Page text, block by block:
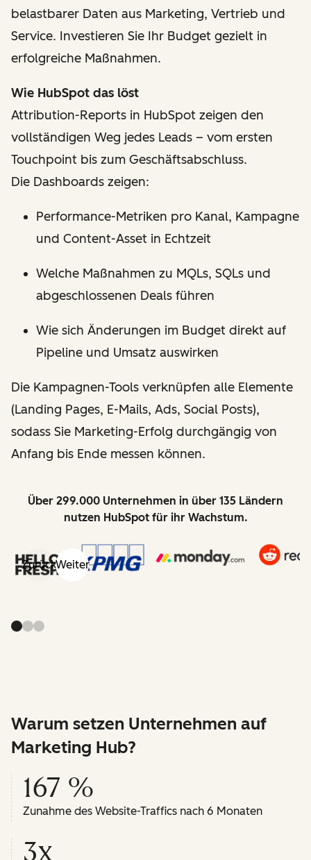
belastbarer Daten aus Marketing, Vertrieb und
Service. Investieren Sie Ihr Budget gezielt in
erfolgreiche Maßnahmen.
Wie HubSpot das löst
Attribution-Reports in HubSpot zeigen den
vollständigen Weg jedes Leads – vom ersten
Touchpoint bis zum Geschäftsabschluss.
Die Dashboards zeigen:
Performance-Metriken pro Kanal, Kampagne
und Content-Asset in Echtzeit
Welche Maßnahmen zu MQLs, SQLs und
abgeschlossenen Deals führen
Wie sich Änderungen im Budget direkt auf
Pipeline und Umsatz auswirken
Die Kampagnen-Tools verknüpfen alle Elemente
(Landing Pages, E-Mails, Ads, Social Posts),
sodass Sie Marketing-Erfolg durchgängig von
Anfang bis Ende messen können.
Über 299.000 Unternehmen in über 135 Ländern
nutzen HubSpot für ihr Wachstum.
ZurückWeiter
Warum setzen Unternehmen auf
Marketing Hub?
167 %
Zunahme des Website-Traffics nach 6 Monaten
3x